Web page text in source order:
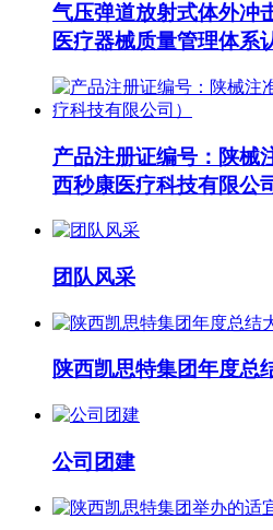
气压弹道放射式体外冲
医疗器械质量管理体系
产品注册证编号：陕械
西秒康医疗科技有限公
团队风采
陕西凯思特集团年度总
公司团建